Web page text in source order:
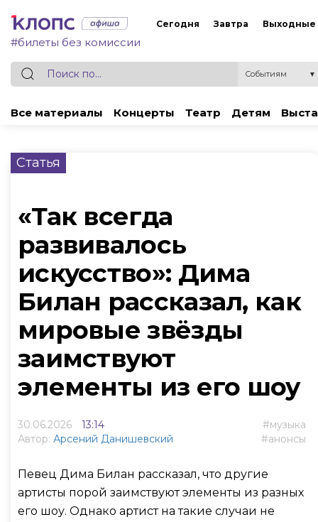
#билеты без комиссии
Сегодня Завтра Выходные
Событиям ▼
Все материалы Концерты Театр Детям
Статья
«Так всегда
развивалось
искусство»: Дима
Билан рассказал, как
мировые звёзды
заимствуют
элементы из его шоу
30.06.2026
13:14
Автор: Арсений Данишевский
музыка
анонсы
Певец Дима Билан рассказал, что другие
артисты порой заимствуют элементы из разных
его шоу. Однако артист на такие случаи не